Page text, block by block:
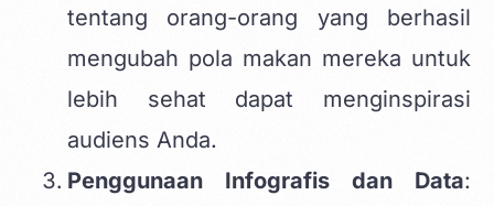
tentang orang-orang yang berhasil
mengubah pola makan mereka untuk
lebih sehat dapat menginspirasi
audiens Anda.
Penggunaan Infografis dan Data: